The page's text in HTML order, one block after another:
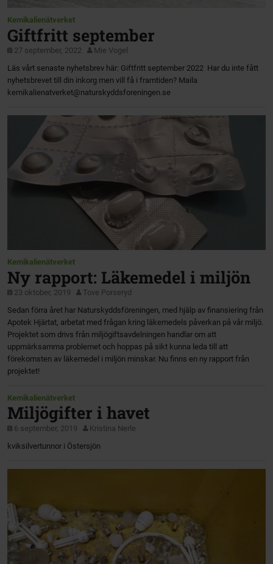
Kemikalienätverket
Giftfritt september
27 september, 2022
Mie Vogel
Läs vårt senaste nyhetsbrev här: Giftfritt september 2022 Har du inte fått
nyhetsbrevet till din inkorg men vill få i framtiden? Maila
kemikalienatverket@naturskyddsforeningen.se
Kemikalienätverket
Ny rapport: Läkemedel i miljön
23 oktober, 2019
Tove Porseryd
Sedan förra året har Naturskyddsföreningen, med hjälp av finansiering från
Apotek Hjärtat, arbetat med frågan kring läkemedels påverkan på vår miljö.
Projektet som drivs från miljögiftsavdelningen handlar om att
uppmärksamma problemet och hoppas på sikt kunna leda till att
förekomsten av läkemedel i miljön minskar. Nu finns en ny rapport från
projektet!
Kemikalienätverket
Miljögifter i havet
6 september, 2019
Kristina Nerle
kviksilvertunnor i Östersjön